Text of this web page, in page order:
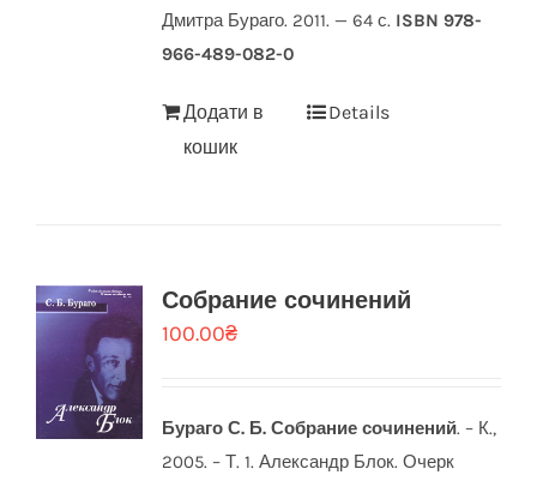
Дмитра Бураго. 2011. — 64 с. ISBN 978-
966-489-082-0
Додати в
кошик
Details
Собрание сочинений
100.00₴
Бураго С. Б. Собрание сочинений. – К.,
2005. – Т. 1. Александр Блок. Очерк